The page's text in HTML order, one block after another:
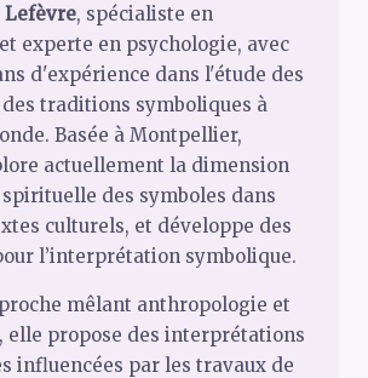
Lefèvre, spécialiste en
experte en psychologie, avec
d'expérience dans l'étude des
traditions symboliques à
Basée à Montpellier,
actuellement la dimension
des symboles dans
culturels, et développe des
l’interprétation symbolique.
mêlant anthropologie et
elle propose des interprétations
influencées par les travaux de